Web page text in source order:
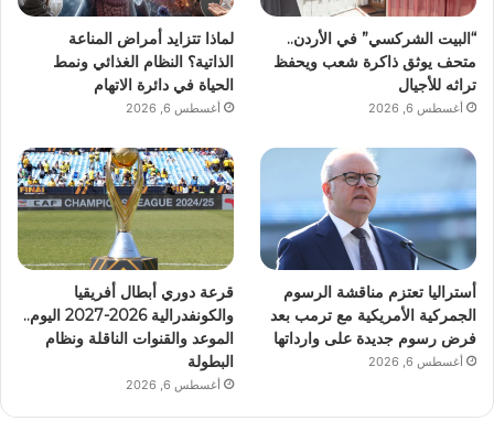
“البيت الشركسي” في الأردن..
متحف يوثق ذاكرة شعب ويحفظ
تراثه للأجيال
أغسطس 6, 2026
لماذا تتزايد أمراض المناعة
الذاتية؟ النظام الغذائي ونمط
الحياة في دائرة الاتهام
أغسطس 6, 2026
أستراليا تعتزم مناقشة الرسوم
الجمركية الأمريكية مع ترمب بعد
فرض رسوم جديدة على وارداتها
أغسطس 6, 2026
قرعة دوري أبطال أفريقيا
والكونفدرالية 2026-2027 اليوم..
الموعد والقنوات الناقلة ونظام
البطولة
أغسطس 6, 2026